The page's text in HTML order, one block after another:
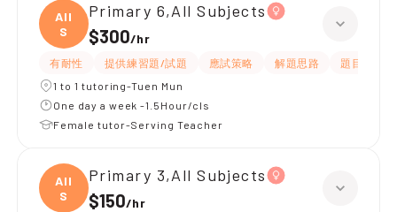
All
S
Primary 6,All Subjects
$300/hr
有耐性 提供練習題/試題 應試策略 解題思路
題目講解
1 to 1 tutoring-Tuen Mun
One day a week -1.5Hour/cls
Female tutor-Serving Teacher
All
S
Primary 3,All Subjects
$150/hr